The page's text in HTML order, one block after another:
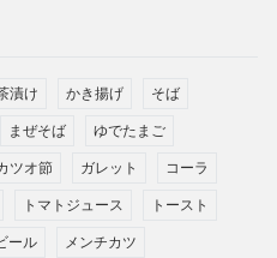
漬け かき揚げ そば
まぜそば ゆでたまご
ツオ節 ガレット コーラ
トマトジュース トースト
ール メンチカツ